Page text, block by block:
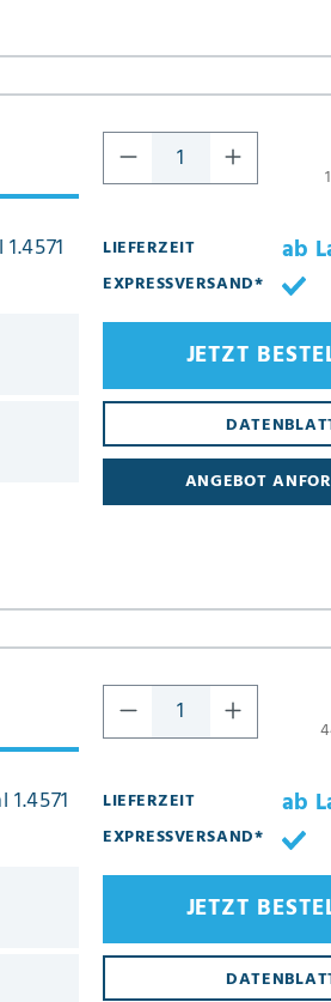
LIEFERZEIT ab
EXPRESSVERSAND*
ANGEBOT
JETZT
LIEFERZEIT ab
EXPRESSVERSAND*
JETZT